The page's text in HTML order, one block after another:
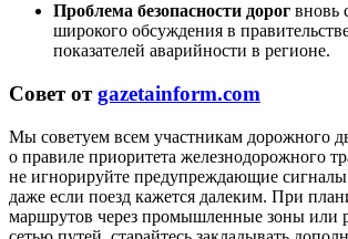
Проблема безопасности дорог вновь
широкого обсуждения в
показателей аварийности в регионе.
Совет отgazetainform.com
Мы советуем всем участникам дорожного
о правиле приоритета железнодорожного
не игнорируйте предупреждающие
даже если поезд кажется далеким. При
маршрутов через промышленные зоны или